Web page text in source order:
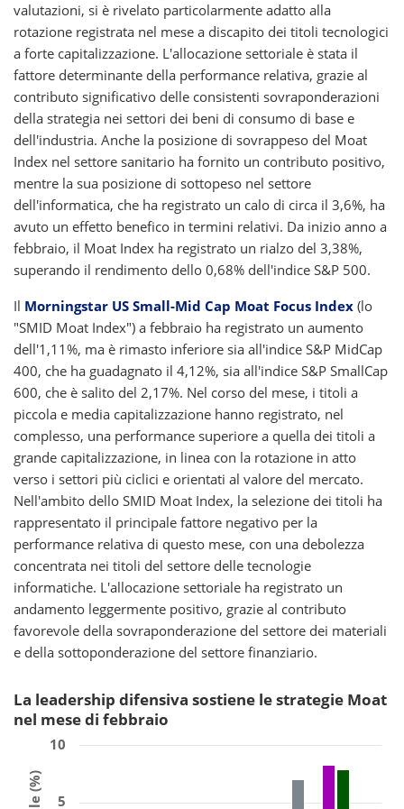
valutazioni, si è rivelato particolarmente adatto alla
rotazione registrata nel mese a discapito dei titoli tecnologici
a forte capitalizzazione. L'allocazione settoriale è stata il
fattore determinante della performance relativa, grazie al
contributo significativo delle consistenti sovraponderazioni
della strategia nei settori dei beni di consumo di base e
dell'industria. Anche la posizione di sovrappeso del Moat
Index nel settore sanitario ha fornito un contributo positivo,
mentre la sua posizione di sottopeso nel settore
dell'informatica, che ha registrato un calo di circa il 3,6%, ha
avuto un effetto benefico in termini relativi. Da inizio anno a
febbraio, il Moat Index ha registrato un rialzo del 3,38%,
superando il rendimento dello 0,68% dell'indice S&P 500.
Il Morningstar US Small-Mid Cap Moat Focus Index (lo
"SMID Moat Index") a febbraio ha registrato un aumento
dell'1,11%, ma è rimasto inferiore sia all'indice S&P MidCap
400, che ha guadagnato il 4,12%, sia all'indice S&P SmallCap
600, che è salito del 2,17%. Nel corso del mese, i titoli a
piccola e media capitalizzazione hanno registrato, nel
complesso, una performance superiore a quella dei titoli a
grande capitalizzazione, in linea con la rotazione in atto
verso i settori più ciclici e orientati al valore del mercato.
Nell'ambito dello SMID Moat Index, la selezione dei titoli ha
rappresentato il principale fattore negativo per la
performance relativa di questo mese, con una debolezza
concentrata nei titoli del settore delle tecnologie
informatiche. L'allocazione settoriale ha registrato un
andamento leggermente positivo, grazie al contributo
favorevole della sovraponderazione del settore dei materiali
e della sottoponderazione del settore finanziario.
La leadership difensiva sostiene le strategie Moat
nel mese di febbraio
10
5